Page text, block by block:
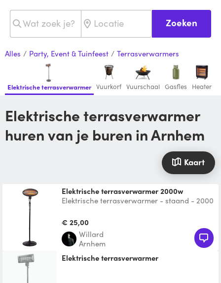
Zoeken
Alles / Party, Event & Tuinfeest / Terrasverwarmers
Elektrische terrasverwarmer Vuurkorf Vuurschaal Gasfles Heater
Elektrische terrasverwarmer
huren van je buren in Arnhem
Kaart
Elektrische terrasverwarmer 2000w
Elektrische terrasverwarmer - staand - 2000
W - 2000 W qua
€ 25,00
Willard
Arnhem
Elektrische terrasverwarmer